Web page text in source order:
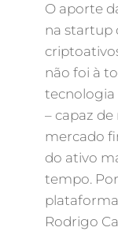
O aporte
na startup
não foi à
tecnologia
– capaz
mercado
do ativo
tempo.
plataforma
Rodrigo